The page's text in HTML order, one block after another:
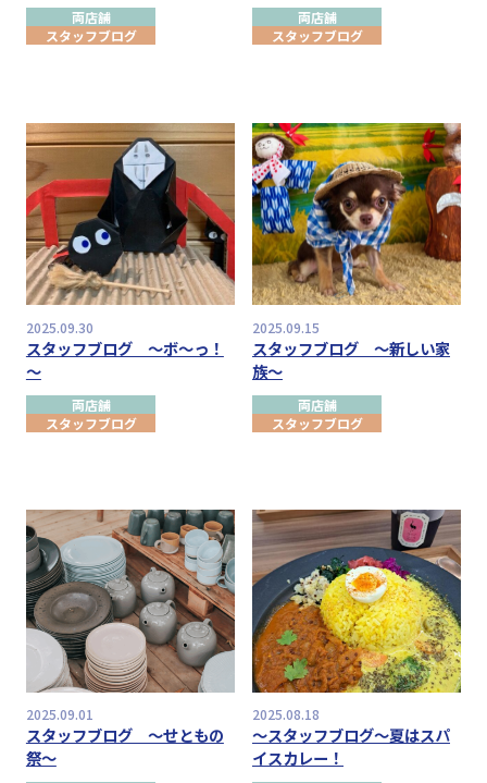
両店舗
スタッフブログ
両店舗
スタッフブログ
2025.09.30
スタッフブログ ～ボ～っ！
～
両店舗
スタッフブログ
2025.09.15
スタッフブログ ～新しい家
族～
両店舗
スタッフブログ
2025.09.01
スタッフブログ ～せともの
祭～
2025.08.18
～スタッフブログ～夏はスパ
イスカレー！